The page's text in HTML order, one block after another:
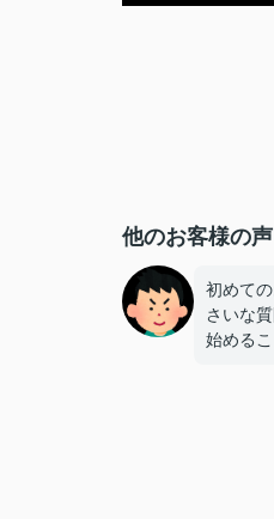
他のお客様の声
初めて
さいな
始める